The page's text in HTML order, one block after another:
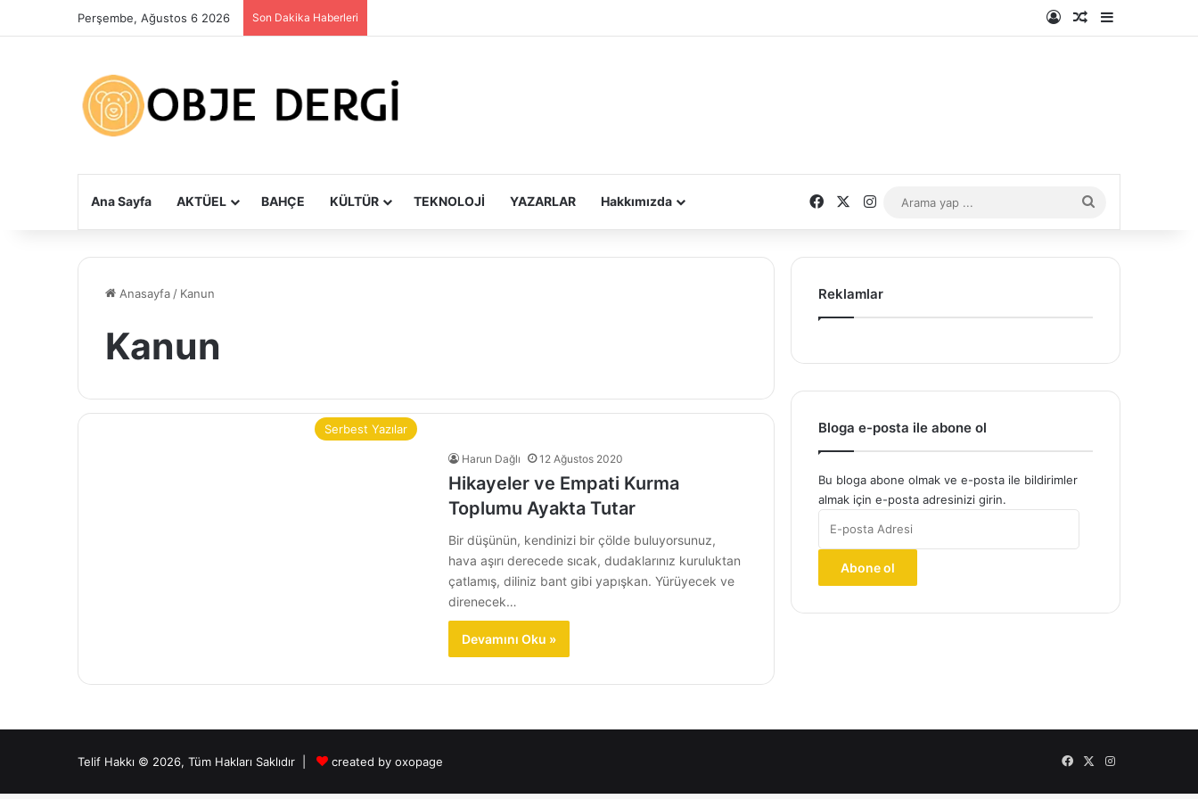
Perşembe, Ağustos 6 2026 Son Dakika Haberleri Kayıt OlRastgele Makale
Kenar
Ana Sayfa AKTÜEL BAHÇE KÜLTÜR TEKNOLOJİ YAZARLAR Hakkımızda FacebookInstagram
yap
Anasayfa / Kanun
Kanun
Serbest Yazılar
Harun Dağlı 12 Ağustos 2020
Hikayeler ve Empati Kurma
Toplumu Ayakta Tutar
Bir düşünün, kendinizi bir çölde buluyorsunuz,
hava aşırı derecede sıcak, dudaklarınız kuruluktan
çatlamış, diliniz bant gibi yapışkan. Yürüyecek ve
direnecek…
Devamını Oku »
Reklamlar
Bloga e-posta ile abone ol
Bu bloga abone olmak ve e-posta ile bildirimler
almak için e-posta adresinizi girin.
posta
Abone ol
Telif Hakkı © 2026, Tüm Hakları Saklıdır | created by oxopage Facebook
X Instagram